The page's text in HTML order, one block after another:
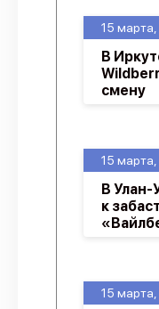
15
15
В Улан-
к
15
В
смену